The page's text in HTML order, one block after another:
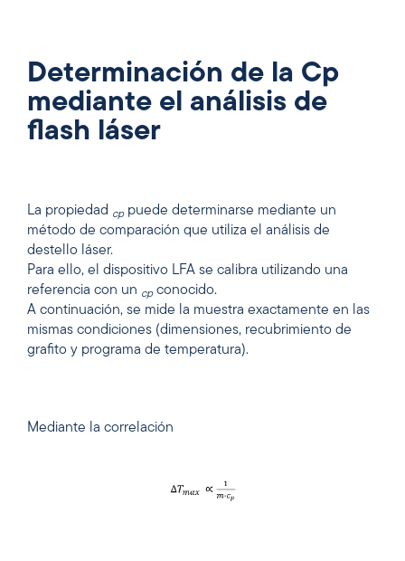
Determinación de la Cp
mediante el análisis de
flash láser
La propiedad cppuede determinarse mediante un
método de comparación que utiliza el análisis de
destello láser.
Para ello, el dispositivo LFA se calibra utilizando una
referencia con un cpconocido.
A continuación, se mide la muestra exactamente en las
mismas condiciones (dimensiones, recubrimiento de
grafito y programa de temperatura).
Mediante la correlación